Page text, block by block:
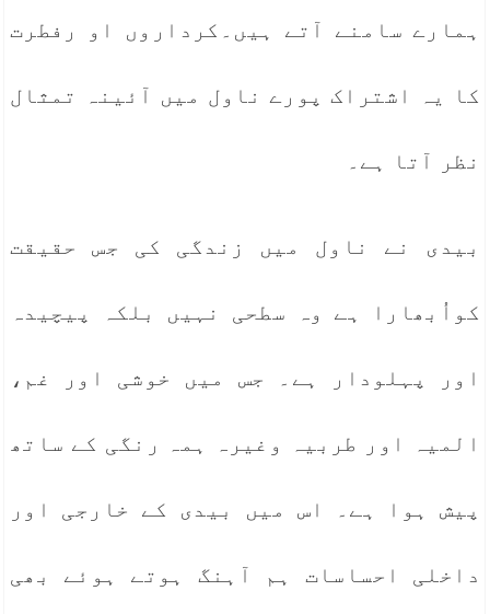
ہمارے سامنے آتے ہیں۔کرداروں او رفطرت
کا یہ اشتراک پورے ناول میں آئینہ تمثال
نظر آتا ہے۔
بیدی نے ناول میں زندگی کی جس حقیقت
کواُبھارا ہے وہ سطحی نہیں بلکہ پیچیدہ
اور پہلودار ہے۔ جس میں خوشی اور غم،
المیہ اور طربیہ وغیرہ ہمہ رنگی کے ساتھ
پیش ہوا ہے۔ اس میں بیدی کے خارجی اور
داخلی احساسات ہم آہنگ ہوتے ہوئے بھی